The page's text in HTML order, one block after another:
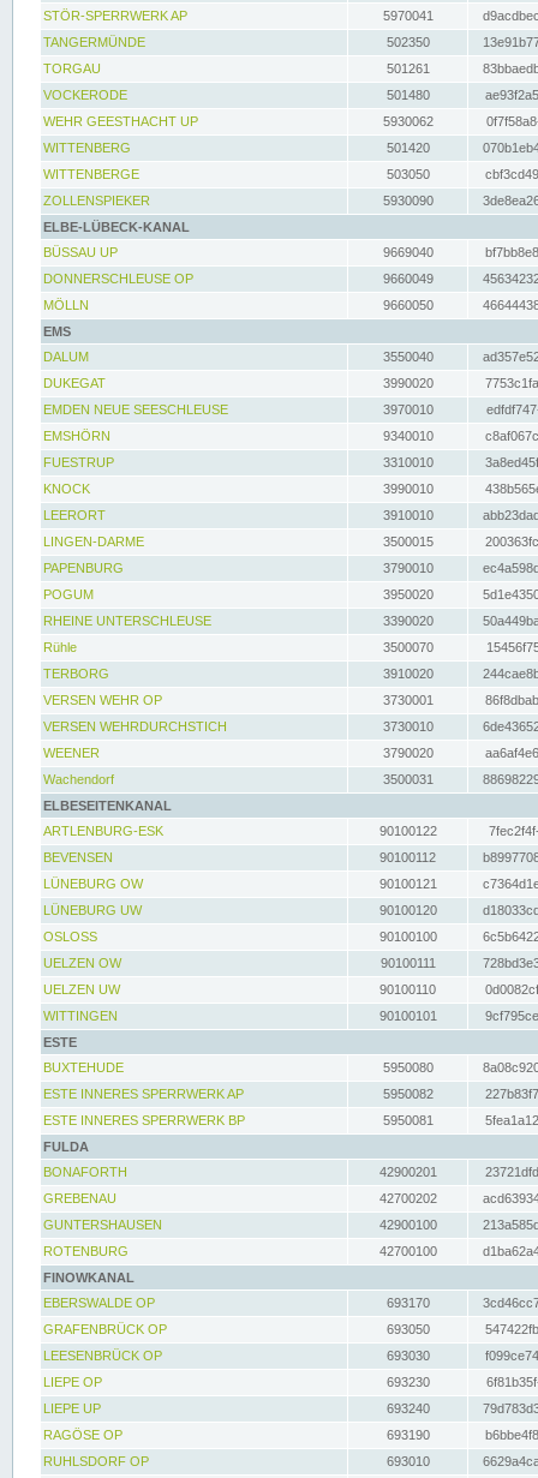
STÖR-SPERRWERK AP 5970041
TANGERMÜNDE
502350
TORGAU
501261
VOCKERODE
501480
WEHR GEESTHACHT UP
5930062
WITTENBERG
501420
WITTENBERGE
503050
ZOLLENSPIEKER
5930090
ELBE-LÜBECK-KANAL
BÜSSAU UP
9669040
DONNERSCHLEUSE OP
9660049
MÖLLN
9660050
EMS
DALUM
3550040
DUKEGAT
3990020
EMDEN NEUE SEESCHLEUSE
3970010
EMSHÖRN
9340010
FUESTRUP
3310010
KNOCK
3990010
LEERORT
3910010
LINGEN-DARME
3500015
PAPENBURG
3790010
POGUM
3950020
RHEINE UNTERSCHLEUSE
3390020
Rühle
3500070
TERBORG
3910020
VERSEN WEHR OP
3730001
VERSEN WEHRDURCHSTICH
3730010
WEENER
3790020
Wachendorf
3500031
ELBESEITENKANAL
ARTLENBURG-ESK
90100122
BEVENSEN
90100112
LÜNEBURG OW
90100121
LÜNEBURG UW
90100120
OSLOSS
90100100
UELZEN OW
90100111
UELZEN UW
90100110
WITTINGEN
90100101
ESTE
BUXTEHUDE
5950080
ESTE INNERES SPERRWERK AP
5950082
ESTE INNERES SPERRWERK BP
5950081
FULDA
BONAFORTH
42900201
GREBENAU
42700202
GUNTERSHAUSEN
42900100
ROTENBURG
42700100
FINOWKANAL
EBERSWALDE OP
693170
GRAFENBRÜCK OP
693050
LEESENBRÜCK OP
693030
LIEPE OP
693230
LIEPE UP
693240
RAGÖSE OP
693190
RUHLSDORF OP
693010